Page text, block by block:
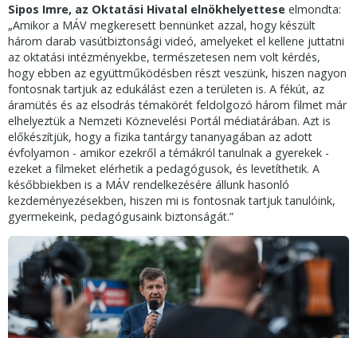
Sipos Imre, az Oktatási Hivatal elnökhelyettese elmondta:
„Amikor a MÁV megkeresett bennünket azzal, hogy készült
három darab vasútbiztonsági videó, amelyeket el kellene juttatni
az oktatási intézményekbe, természetesen nem volt kérdés,
hogy ebben az együttműködésben részt veszünk, hiszen nagyon
fontosnak tartjuk az edukálást ezen a területen is. A fékút, az
áramütés és az elsodrás témakörét feldolgozó három filmet már
elhelyeztük a Nemzeti Köznevelési Portál médiatárában. Azt is
előkészítjük, hogy a fizika tantárgy tananyagában az adott
évfolyamon - amikor ezekről a témákról tanulnak a gyerekek -
ezeket a filmeket elérhetik a pedagógusok, és levetíthetik. A
későbbiekben is a MÁV rendelkezésére állunk hasonló
kezdeményezésekben, hiszen mi is fontosnak tartjuk tanulóink,
gyermekeink, pedagógusaink biztonságát.”